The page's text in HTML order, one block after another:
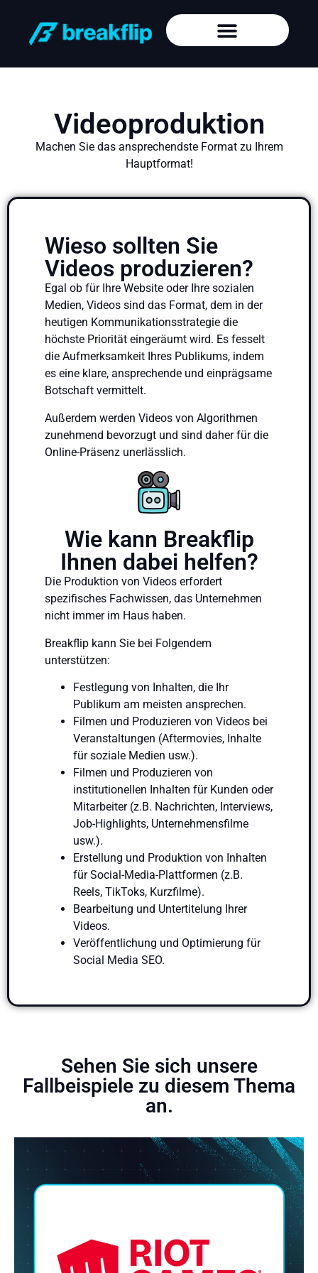
Videoproduktion
Machen Sie das ansprechendste Format zu Ihrem
Hauptformat!
Wieso sollten Sie
Videos produzieren?
Egal ob für Ihre Website oder Ihre sozialen
Medien, Videos sind das Format, dem in der
heutigen Kommunikationsstrategie die
höchste Priorität eingeräumt wird. Es fesselt
die Aufmerksamkeit Ihres Publikums, indem
es eine klare, ansprechende und einprägsame
Botschaft vermittelt.
Außerdem werden Videos von Algorithmen
zunehmend bevorzugt und sind daher für die
Online-Präsenz unerlässlich.
Wie kann Breakflip
Ihnen dabei helfen?
Die Produktion von Videos erfordert
spezifisches Fachwissen, das Unternehmen
nicht immer im Haus haben.
Breakflip kann Sie bei Folgendem
unterstützen:
Festlegung von Inhalten, die Ihr
Publikum am meisten ansprechen.
Filmen und Produzieren von Videos bei
Veranstaltungen (Aftermovies, Inhalte
für soziale Medien usw.).
Filmen und Produzieren von
institutionellen Inhalten für Kunden oder
Mitarbeiter (z.B. Nachrichten, Interviews,
Job-Highlights, Unternehmensfilme
usw.).
Erstellung und Produktion von Inhalten
für Social-Media-Plattformen (z.B.
Reels, TikToks, Kurzfilme).
Bearbeitung und Untertitelung Ihrer
Videos.
Veröffentlichung und Optimierung für
Social Media SEO.
Sehen Sie sich unsere
Fallbeispiele zu diesem Thema
an.